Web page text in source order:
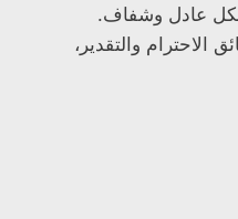
عادل وشفاف.
الاحترام والتقدير،